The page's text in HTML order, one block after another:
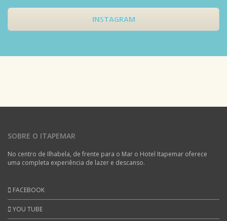
INSTAGRAM
SOBRE O ITAPEMAR
No centro de Ilhabela, de frente para o Mar o Hotel Itapemar oferece
uma completa experiência de lazer e descanso.
FACEBOOK
YOU TUBE